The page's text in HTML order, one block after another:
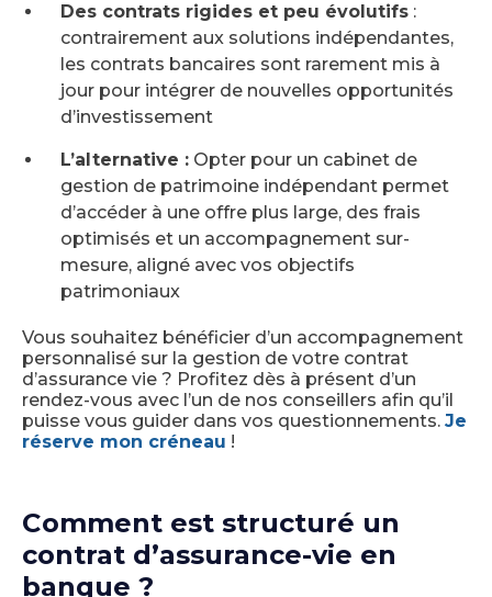
Des contrats rigides et peu évolutifs :
contrairement aux solutions indépendantes,
les contrats bancaires sont rarement mis à
jour pour intégrer de nouvelles opportunités
d’investissement
L’alternative : Opter pour un cabinet de
gestion de patrimoine indépendant permet
d’accéder à une offre plus large, des frais
optimisés et un accompagnement sur-
mesure, aligné avec vos objectifs
patrimoniaux
Vous souhaitez bénéficier d’un accompagnement
personnalisé sur la gestion de votre contrat
d’assurance vie ? Profitez dès à présent d’un
rendez-vous avec l’un de nos conseillers afin qu’il
puisse vous guider dans vos questionnements. Je
réserve mon créneau !
Comment est structuré un
contrat d’assurance-vie en
banque ?